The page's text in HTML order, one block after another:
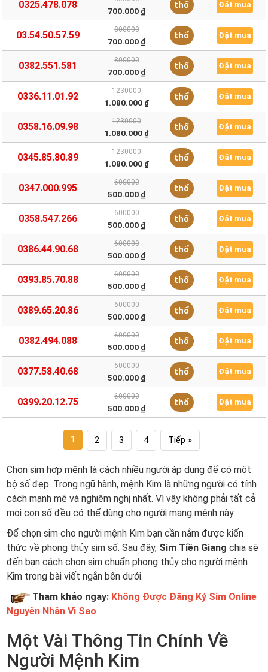
0325.478.078
700.000 ₫
thổ Đặt mua
03.54.50.57.59 800000
700.000 ₫
thổ Đặt mua
0382.551.581 800000
700.000 ₫
thổ Đặt mua
0336.11.01.92 1230000
1.080.000 ₫
thổ Đặt mua
0358.16.09.98 1230000
1.080.000 ₫
thổ Đặt mua
0345.85.80.89 1230000
1.080.000 ₫
thổ Đặt mua
0347.000.995 600000
500.000 ₫
thổ Đặt mua
0358.547.266 600000
500.000 ₫
thổ Đặt mua
0386.44.90.68 600000
500.000 ₫
thổ Đặt mua
0393.85.70.88 600000
500.000 ₫
thổ Đặt mua
0389.65.20.86 600000
500.000 ₫
thổ Đặt mua
0382.494.088 600000
500.000 ₫
thổ Đặt mua
0377.58.40.68 600000
500.000 ₫
thổ Đặt mua
0399.20.12.75 600000
500.000 ₫
thổ Đặt mua
1 2 3 4 Tiếp »
Chọn sim hợp mệnh là cách nhiều người áp dụng để có một
bộ số đẹp. Trong ngũ hành, mệnh Kim là những người có tính
cách mạnh mẽ và nghiêm nghị nhất. Vì vậy không phải tất cả
mọi con số đều có thể dùng cho người mang mệnh này.
Để chọn sim cho người mệnh Kim bạn cần nắm được kiến
thức về phong thủy sim số. Sau đây, Sim Tiền Giang chia sẽ
đến bạn cách chọn sim chuẩn phong thủy cho người mệnh
Kim trong bài viết ngắn bên dưới.
Tham khảo ngay: Không Được Đăng Ký Sim Online
Nguyên Nhân Vì Sao
Một Vài Thông Tin Chính Về
Người Mệnh Kim